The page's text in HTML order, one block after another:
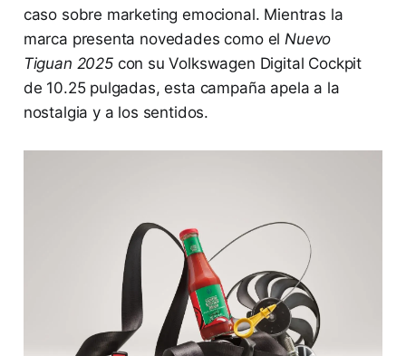
caso sobre marketing emocional. Mientras la
marca presenta novedades como el Nuevo
Tiguan 2025con su Volkswagen Digital Cockpit
de 10.25 pulgadas, esta campaña apela a la
nostalgia y a los sentidos.